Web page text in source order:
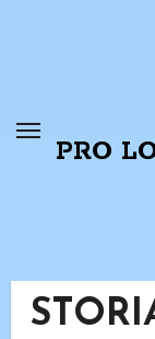
PRO